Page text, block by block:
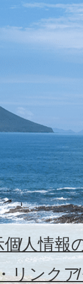
個人情報
リンク